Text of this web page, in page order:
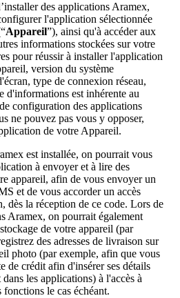
des applications Aramex,
l'application sélectionnée
Appareil”), ainsi qu'à accéder aux
informations stockées sur votre
pour réussir à installer l'application
version du système
type de connexion réseau,
d'informations est inhérente au
configuration des applications
ne pouvez pas vous y opposer,
de votre Appareil.
est installée, on pourrait vous
à envoyer et à lire des
appareil, afin de vous envoyer un
et de vous accorder un accès
dès la réception de ce code. Lors de
Aramex, on pourrait également
de votre appareil (par
des adresses de livraison sur
photo (par exemple, afin que vous
de crédit afin d'insérer ses détails
les applications) à l'accès à
fonctions le cas échéant.